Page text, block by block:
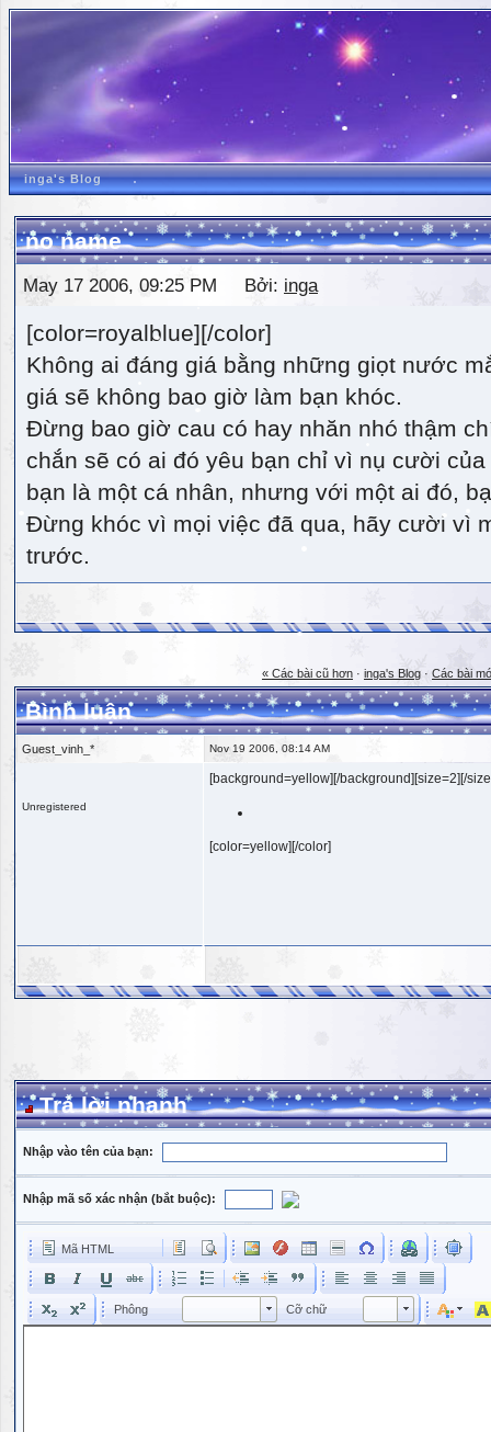
inga's Blog
no name
May 17 2006, 09:25 PM Bởi: inga
[color=royalblue][/color]
Không ai đáng giá bằng những giọt nước
giá sẽ không bao giờ làm bạn khóc.
Đừng bao giờ cau có hay nhăn nhó thậm
chắn sẽ có ai đó yêu bạn chỉ vì nụ cười
bạn là một cá nhân, nhưng với một ai đó,
Đừng khóc vì mọi việc đã qua, hãy cười vì
trước.
« Các bài cũ hơn · inga's Blog · Các bài
Bình luận
Guest_vinh_* Nov 19 2006, 08:14 AM
Unregistered
[background=yellow][/background][size=2][/
[color=yellow][/color]
Trả lời nhanh
Nhập vào tên của bạn:
Nhập mã số xác nhận (bắt buộc):
Mã HTML
Phông Phông Cỡ chữ Kích cỡ phông